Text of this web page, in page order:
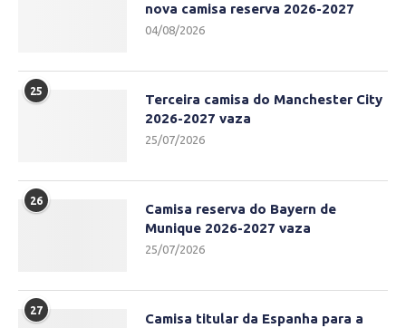
nova camisa reserva 2026-2027
04/08/2026
25
Terceira camisa do Manchester City
2026-2027 vaza
25/07/2026
26
Camisa reserva do Bayern de
Munique 2026-2027 vaza
25/07/2026
27
Camisa titular da Espanha para a